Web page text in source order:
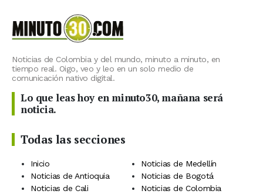
Noticias de Colombia y del mundo, minuto a minuto, en
tiempo real. Oigo, veo y leo en un solo medio de
comunicación nativo digital.
Lo que leas hoy en minuto30, mañana será
noticia.
Todas las secciones
Inicio
Noticias de Medellín
Noticias de Antioquia
Noticias de Bogotá
Noticias de Cali
Noticias de Colombia